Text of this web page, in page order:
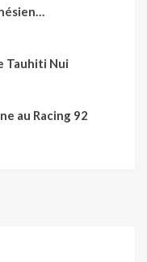
Tauhiti Nui
au Racing 92